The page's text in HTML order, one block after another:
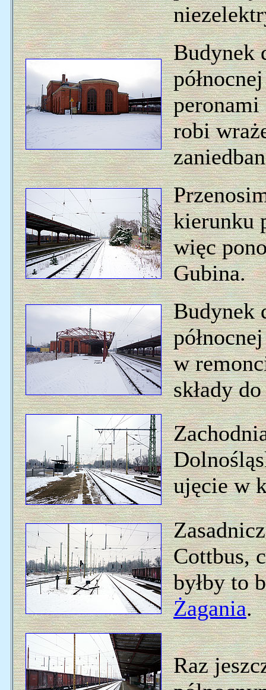
Budynek
robi
kierunku
więc
Gubina.
Budynek
w
składy
ujęcie w
Cottbus,
byłby to
Żagania.
Raz